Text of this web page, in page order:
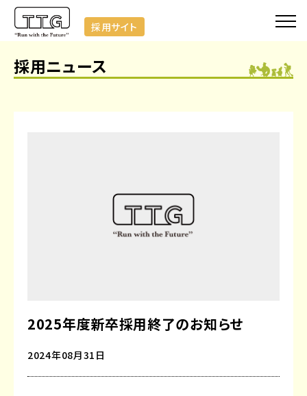
採用サイト
採用ニュース
2025年度新卒採用終了のお知らせ
2024年08月31日